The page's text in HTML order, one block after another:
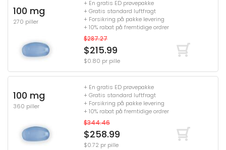
100 mg
270 piller
+ En gratis ED prøvepakke
+ Gratis standard luftfragt
+ Forsikring på pakke levering
+ 10% rabat på fremtidige ordrer
$287.27
$215.99
$0.80 pr pille
100 mg
360 piller
+ En gratis ED prøvepakke
+ Gratis standard luftfragt
+ Forsikring på pakke levering
+ 10% rabat på fremtidige ordrer
$344.46
$258.99
$0.72 pr pille